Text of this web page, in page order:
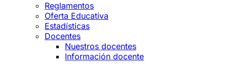
Reglamentos
Oferta Educativa
Estadísticas
Docentes
Nuestros docentes
Información docente